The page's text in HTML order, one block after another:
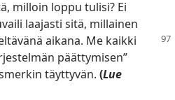
milloin loppu tulisi? Ei
laajasti sitä, millainen
aikana. Me kaikki
päättymisen”
täyttyvän. (Lue